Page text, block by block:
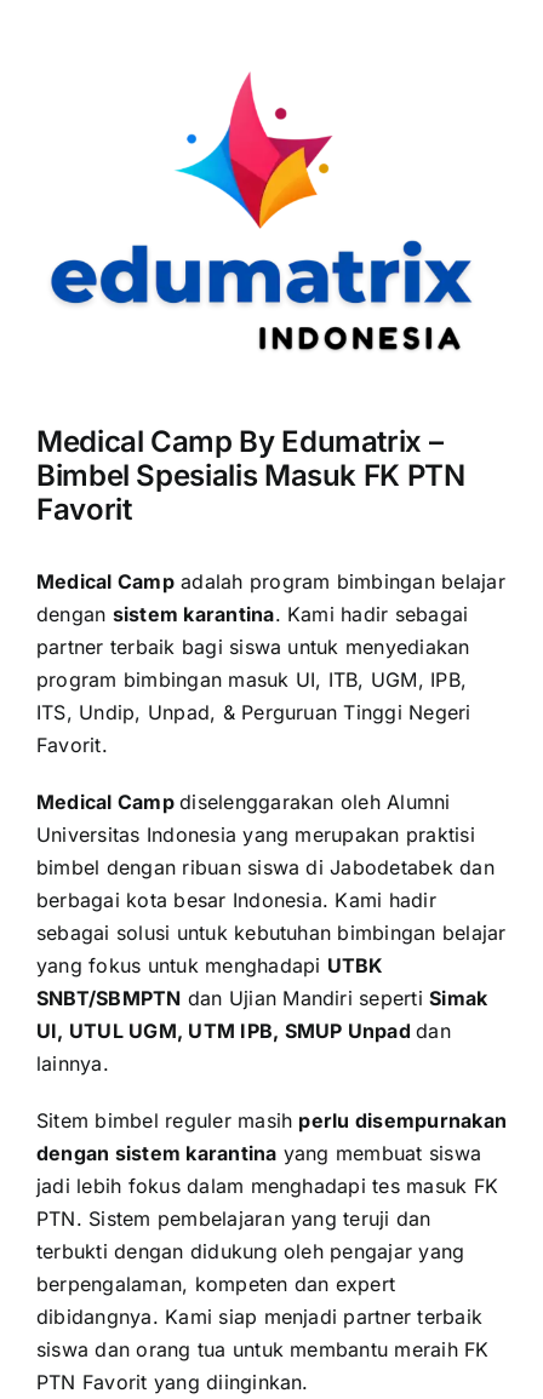
Medical Camp By Edumatrix –
Bimbel Spesialis Masuk FK PTN
Favorit
Medical Campadalah program bimbingan belajar
dengan sistem karantina. Kami hadir sebagai
partner terbaik bagi siswa untuk menyediakan
program bimbingan masuk UI, ITB, UGM, IPB,
ITS, Undip, Unpad, & Perguruan Tinggi Negeri
Favorit.
Medical Campdiselenggarakan oleh Alumni
Universitas Indonesia yang merupakan praktisi
bimbel dengan ribuan siswa di Jabodetabek dan
berbagai kota besar Indonesia. Kami hadir
sebagai solusi untuk kebutuhan bimbingan belajar
yang fokus untuk menghadapi UTBK
SNBT/SBMPTN dan Ujian Mandiri sepertiSimak
UI, UTUL UGM, UTM IPB, SMUP Unpaddan
lainnya.
Sitem bimbel reguler masih perlu disempurnakan
dengan sistem karantina yang membuat siswa
jadi lebih fokus dalam menghadapi tes masuk FK
PTN. Sistem pembelajaran yang teruji dan
terbukti dengan didukung oleh pengajar yang
berpengalaman, kompeten dan expert
dibidangnya. Kami siap menjadi partner terbaik
siswa dan orang tua untuk membantu meraih FK
PTN Favorit yang diinginkan.